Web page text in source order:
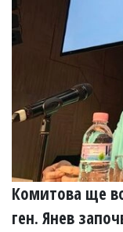
Комитова ще
ген. Янев